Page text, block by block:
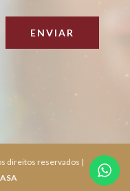
ENVIAR
direitos reservados |
ASA